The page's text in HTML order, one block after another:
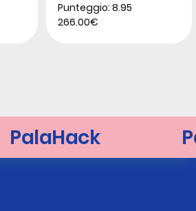
Punteggio: 8.95
266.00€